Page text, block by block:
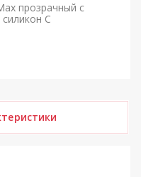
прозрачный с
С